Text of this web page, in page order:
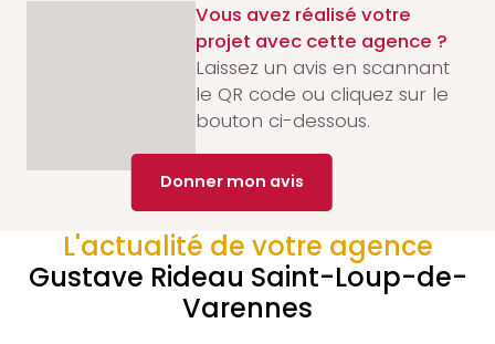
Vous avez réalisé votre
projet avec cette agence ?
Laissez un avis en scannant
le QR code ou cliquez sur le
bouton ci-dessous.
Donner mon avis
L'actualité de votre agence
Gustave Rideau Saint-Loup-de-
Varennes